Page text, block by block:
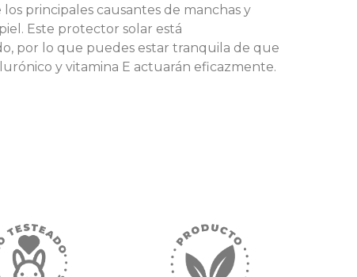
principales causantes de manchas y
Este protector solar está
por lo que puedes estar tranquila de que
y vitamina E actuarán eficazmente.